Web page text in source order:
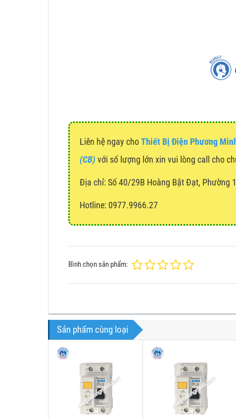
Liên hệ ngay choThiết Bị Điện Phương
(CB) với số lượng lớn xin vui lòng call cho
Địa chỉ: Số 40/29B Hoàng Bật Đạt, Phường
Hotline: 0977.9966.27
Bình chọn sản phẩm:
Sản phẩm cùng loại